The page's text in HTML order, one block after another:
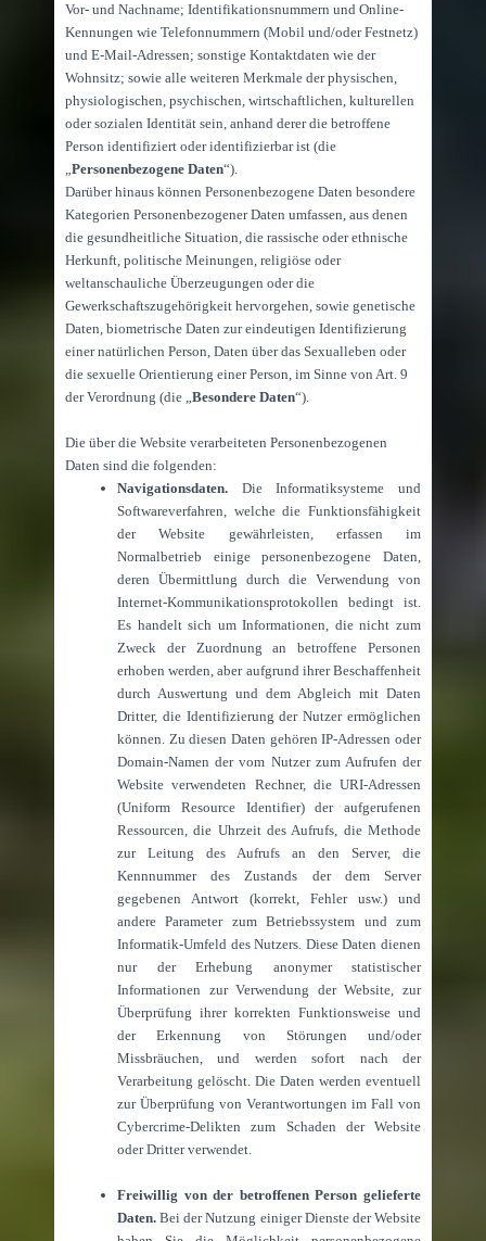
Vor- und Nachname; Identifikationsnummern und Online-
Kennungen wie Telefonnummern (Mobil und/oder Festnetz)
und E-Mail-Adressen; sonstige Kontaktdaten wie der
Wohnsitz; sowie alle weiteren Merkmale der physischen,
physiologischen, psychischen, wirtschaftlichen, kulturellen
oder sozialen Identität sein, anhand derer die betroffene
Person identifiziert oder identifizierbar ist (die
„Personenbezogene Daten“).
Darüber hinaus können Personenbezogene Daten besondere
Kategorien Personenbezogener Daten umfassen, aus denen
die gesundheitliche Situation, die rassische oder ethnische
Herkunft, politische Meinungen, religiöse oder
weltanschauliche Überzeugungen oder die
Gewerkschaftszugehörigkeit hervorgehen, sowie genetische
Daten, biometrische Daten zur eindeutigen Identifizierung
einer natürlichen Person, Daten über das Sexualleben oder
die sexuelle Orientierung einer Person, im Sinne von Art. 9
der Verordnung (die „Besondere Daten“).
Die über die Website verarbeiteten Personenbezogenen
Daten sind die folgenden:
Navigationsdaten. Die Informatiksysteme und
Softwareverfahren, welche die Funktionsfähigkeit
der Website gewährleisten, erfassen im
Normalbetrieb einige personenbezogene Daten,
deren Übermittlung durch die Verwendung von
Internet-Kommunikationsprotokollen bedingt ist.
Es handelt sich um Informationen, die nicht zum
Zweck der Zuordnung an betroffene Personen
erhoben werden, aber aufgrund ihrer Beschaffenheit
durch Auswertung und dem Abgleich mit Daten
Dritter, die Identifizierung der Nutzer ermöglichen
können. Zu diesen Daten gehören IP-Adressen oder
Domain-Namen der vom Nutzer zum Aufrufen der
Website verwendeten Rechner, die URI-Adressen
(Uniform Resource Identifier) der aufgerufenen
Ressourcen, die Uhrzeit des Aufrufs, die Methode
zur Leitung des Aufrufs an den Server, die
Kennnummer des Zustands der dem Server
gegebenen Antwort (korrekt, Fehler usw.) und
andere Parameter zum Betriebssystem und zum
Informatik-Umfeld des Nutzers. Diese Daten dienen
nur der Erhebung anonymer statistischer
Informationen zur Verwendung der Website, zur
Überprüfung ihrer korrekten Funktionsweise und
der Erkennung von Störungen und/oder
Missbräuchen, und werden sofort nach der
Verarbeitung gelöscht. Die Daten werden eventuell
zur Überprüfung von Verantwortungen im Fall von
Cybercrime-Delikten zum Schaden der Website
oder Dritter verwendet.
Freiwillig von der betroffenen Person gelieferte
Daten. Bei der Nutzung einiger Dienste der Website